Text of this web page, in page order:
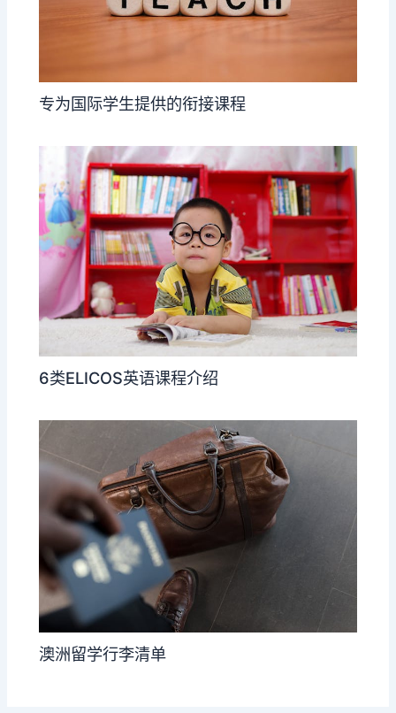
专为国际学生提供的衔接课程
6类ELICOS英语课程介绍
澳洲留学行李清单